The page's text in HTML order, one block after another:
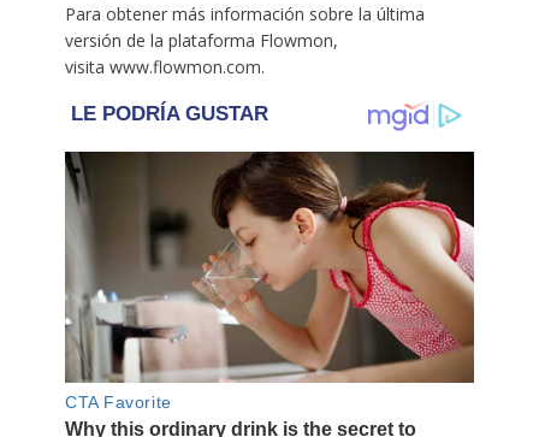
Para obtener más información sobre la última
versión de la plataforma Flowmon,
visita www.flowmon.com.